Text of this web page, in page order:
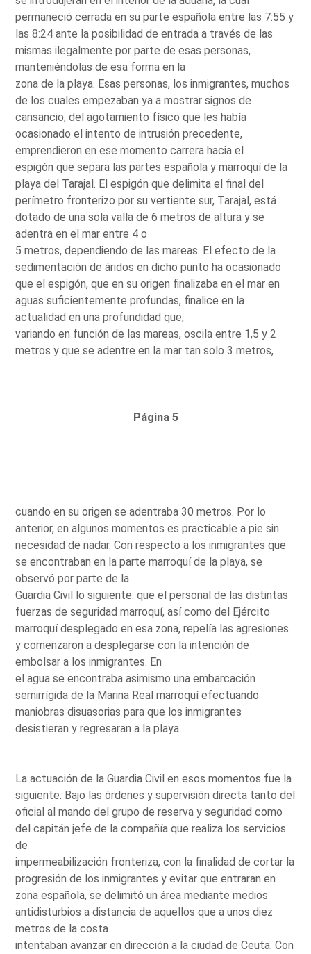
permaneció cerrada en su parte española entre las 7:55 y
las 8:24 ante la posibilidad de entrada a través de las
mismas ilegalmente por parte de esas personas,
manteniéndolas de esa forma en la
zona de la playa. Esas personas, los inmigrantes, muchos
de los cuales empezaban ya a mostrar signos de
cansancio, del agotamiento físico que les había
ocasionado el intento de intrusión precedente,
emprendieron en ese momento carrera hacia el
espigón que separa las partes española y marroquí de la
playa del Tarajal. El espigón que delimita el final del
perímetro fronterizo por su vertiente sur, Tarajal, está
dotado de una sola valla de 6 metros de altura y se
adentra en el mar entre 4 o
5 metros, dependiendo de las mareas. El efecto de la
sedimentación de áridos en dicho punto ha ocasionado
que el espigón, que en su origen finalizaba en el mar en
aguas suficientemente profundas, finalice en la
actualidad en una profundidad que,
variando en función de las mareas, oscila entre 1,5 y 2
metros y que se adentre en la mar tan solo 3 metros,
Página 5
cuando en su origen se adentraba 30 metros. Por lo
anterior, en algunos momentos es practicable a pie sin
necesidad de nadar. Con respecto a los inmigrantes que
se encontraban en la parte marroquí de la playa, se
observó por parte de la
Guardia Civil lo siguiente: que el personal de las distintas
fuerzas de seguridad marroquí, así como del Ejército
marroquí desplegado en esa zona, repelía las agresiones
y comenzaron a desplegarse con la intención de
embolsar a los inmigrantes. En
el agua se encontraba asimismo una embarcación
semirrígida de la Marina Real marroquí efectuando
maniobras disuasorias para que los inmigrantes
desistieran y regresaran a la playa.
La actuación de la Guardia Civil en esos momentos fue la
siguiente. Bajo las órdenes y supervisión directa tanto del
oficial al mando del grupo de reserva y seguridad como
del capitán jefe de la compañía que realiza los servicios
de
impermeabilización fronteriza, con la finalidad de cortar la
progresión de los inmigrantes y evitar que entraran en
zona española, se delimitó un área mediante medios
antidisturbios a distancia de aquellos que a unos diez
metros de la costa
intentaban avanzar en dirección a la ciudad de Ceuta. Con